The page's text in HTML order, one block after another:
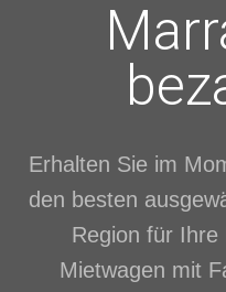
Erhalten Sie im
den besten
Region für Ihre
Mietwagen mit